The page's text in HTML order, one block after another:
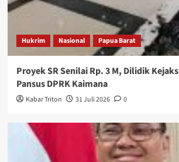
Hukrim Nasional Papua Barat
Proyek SR Senilai Rp. 3 M, Dilidik
Pansus DPRK Kaimana
Kabar Triton 31 Juli 2026 0